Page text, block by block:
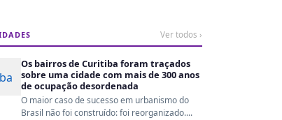
Ver todos ›
Os bairros de Curitiba foram traçados
sobre uma cidade com mais de 300 anos
de ocupação desordenada
O maior caso de sucesso em urbanismo do
Brasil não foi construído: foi reorganizado....